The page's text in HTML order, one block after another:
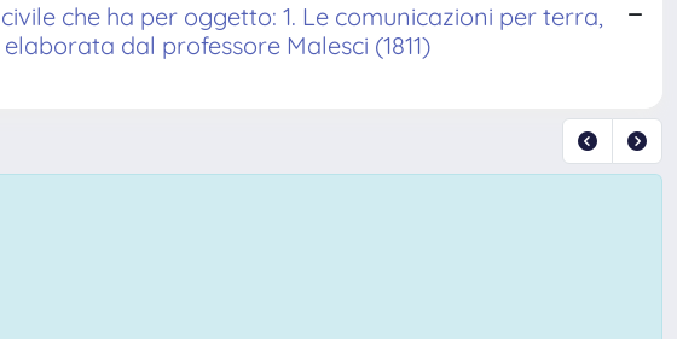
che ha per oggetto: 1. Le comunicazioni per terra,
dal professore Malesci (1811)